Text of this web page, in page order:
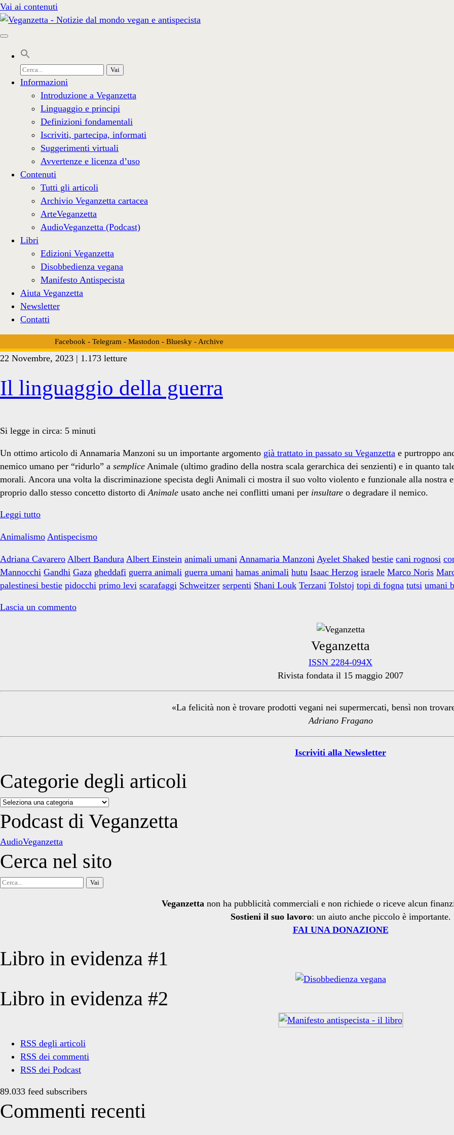
Vai ai contenuti
Cerca
per:
Informazioni
Introduzione a Veganzetta
Linguaggio e principi
Definizioni fondamentali
Iscriviti, partecipa, informati
Suggerimenti virtuali
Avvertenze e licenza d’uso
Contenuti
Tutti gli articoli
Archivio Veganzetta cartacea
ArteVeganzetta
AudioVeganzetta (Podcast)
Libri
Edizioni Veganzetta
Disobbedienza vegana
Manifesto Antispecista
Aiuta Veganzetta
Newsletter
Contatti
Facebook - Telegram - Mastodon - Bluesky- Archive
Tag:
22 Novembre, 2023 | 1.173 letture
Il linguaggio della guerra
Si legge in circa: 5 minuti
Un ottimo articolo di Annamaria Manzoni su un importante argomento già trattato in passato su Veganzetta e purtroppo
nemico umano per “ridurlo” a semplice Animale (ultimo gradino della nostra scala gerarchica dei senzienti) e in quanto
morali. Ancora una volta la discriminazione specista degli Animali ci mostra il suo volto violento e funzionale alla nostra
proprio dallo stesso concetto distorto di Animale usato anche nei conflitti umani per insultare o degradare il nemico.
Leggi tuttoIl
della
Animalismo Antispecismo
Adriana Cavarero Albert Bandura Albert Einstein animali umani Annamaria Manzoni Ayelet Shaked bestie cani rognosi
Mannocchi Gandhi Gaza gheddafi guerra animali guerra umani hamas animali hutu Isaac Herzog israele Marco Noris
palestinesi bestie pidocchi primo levi scarafaggi Schweitzer serpenti Shani Louk Terzani Tolstoj topi di fogna tutsi umani
Lascia un commento
Sidebar
Veganzetta
ISSN 2284-094X
Rivista fondata il 15 maggio 2007
«La felicità non è trovare prodotti vegani nei supermercati, bensì non
Adriano Fragano
Iscriviti alla Newsletter
Categorie degli articoli
Categorie
degli
articoli
Podcast di Veganzetta
AudioVeganzetta
Cerca nel sito
Cerca
Veganzetta non ha pubblicità commerciali e non richiede o riceve alcun
Sostieni il suo lavoro: un aiuto anche piccolo è importante.
FAI UNA DONAZIONE
Libro in evidenza #1
Libro in evidenza #2
RSS degli articoli
RSS dei commenti
RSS dei Podcast
89.033 feed subscribers
Commenti recenti